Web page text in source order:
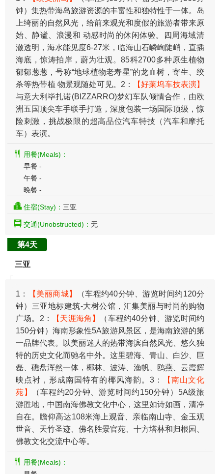
钟）集热带海岛旅游资源的丰富性和独特性于一体。岛
上绮丽的自然风光，给前来观光和度假的旅游者带来原
始、静谧、浪漫和 动感时尚的休闲体验。四周海域清
澈透明，海水能见度6-27米，临海山石嶙峋陡峭，直插
海底，惊涛拍岸，蔚为壮观。85科2700多种原生植物
郁郁葱葱，号称“地球植物老寿星”的龙血树，寄生、绞
杀等热带植 物景观随处可见。2：
【好莱坞车技表演】
与意大利毕扎诺(BIZZARRO)梦幻车队倾情合作，由欧
洲五国顶尖车手联手打造，深度包装一场国际顶级，惊
险刺激，挑战极限的超高品位汽车特技（汽车和摩托
车）表演。
用餐(Meals)：
早餐 -
午餐 -
晚餐 -
住宿(Stay)： 三亚
交通(Unobstructed)： 无
第4天
三亚
1： 【美丽商城】
（车程约40分钟、游览时间约120分
钟）三亚地标建筑-大树公馆，汇集美丽与时尚的购物
广场。2：
【天涯海角】
（车程约40分钟、游览时间约
150分钟）海南形象性5A旅游风景区，是海南旅游的第
一品牌代表。以美丽迷人的热带海滨自然风光、悠久独
特的历史文化而驰名中外。这里碧海、青山、白沙、巨
磊、礁盘浑然一体，椰林、波涛、渔帆、鸥燕、云霞辉
映点衬，形成南国特有的椰风海韵。3：
【南山文化
苑】
（车程约20分钟、游览时间约150分钟）5A级旅
游胜地，中国南海佛教文化中心，这里如诗如画，清净
自在。瞻仰高达108米海上观音、亲临南山寺、金玉观
世音、天竹圣迹、佛名胜景官苑、十方塔林和归根园、
佛教文化交流中心等。
用餐(Meals)：